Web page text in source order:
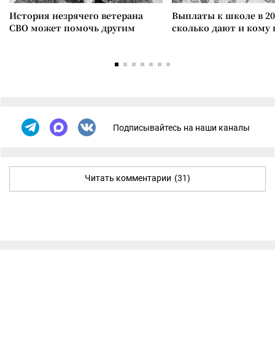
История незрячего ветерана
СВО может помочь другим
Выплаты к школе в
сколько дают и
Подписывайтесь на наши каналы
Читать комментарии (31)